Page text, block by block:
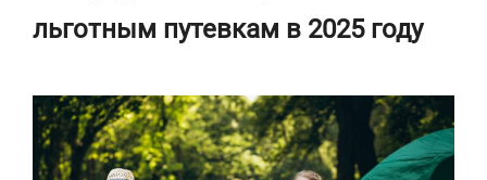
льготным путевкам в 2025 году